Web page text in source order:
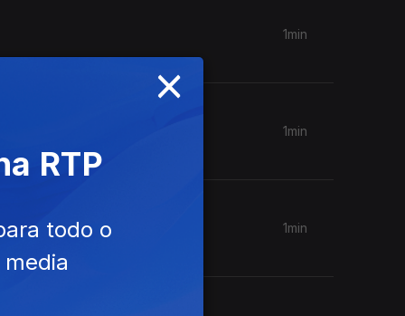
1min
1min
1min
×
RTP
todo o